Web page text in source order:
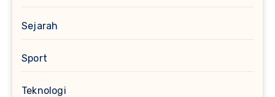
Sejarah
Sport
Teknologi